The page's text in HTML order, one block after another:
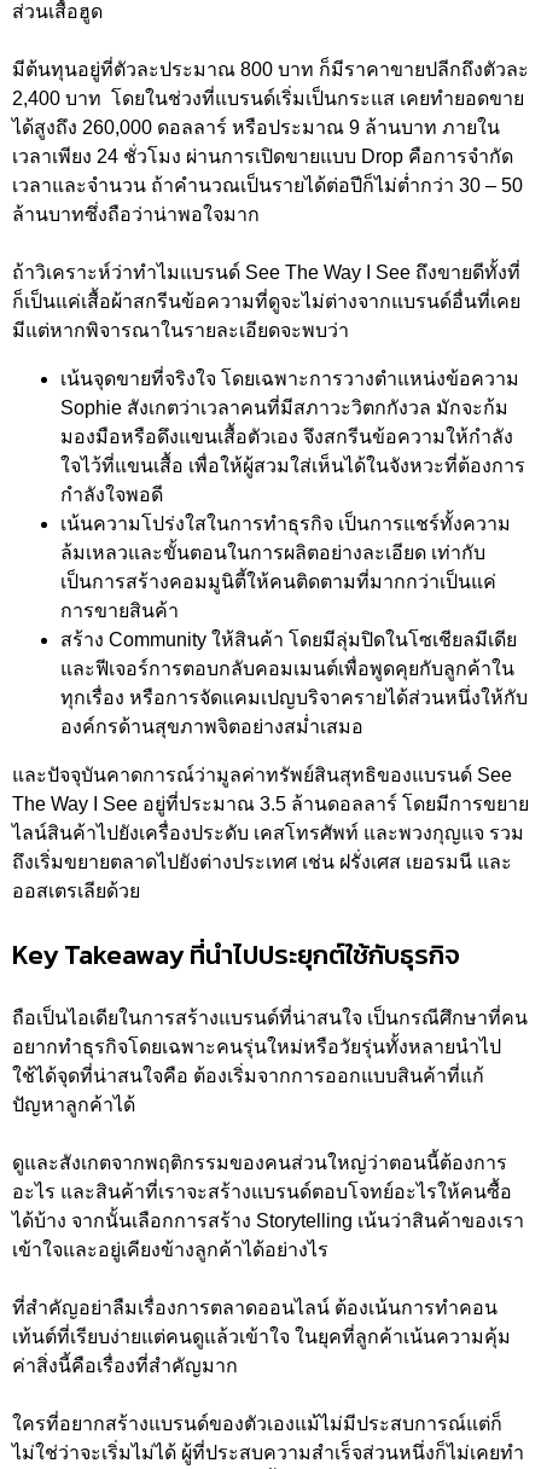
ส่วนเสื้อฮูด
มีต้นทุนอยู่ที่ตัวละประมาณ 800 บาท ก็มีราคาขายปลีกถึงตัวละ
2,400 บาท โดยในช่วงที่แบรนด์เริ่มเป็นกระแส เคยทำยอดขาย
ได้สูงถึง 260,000 ดอลลาร์ หรือประมาณ 9 ล้านบาท ภายใน
เวลาเพียง 24 ชั่วโมง ผ่านการเปิดขายแบบ Drop คือการจำกัด
เวลาและจำนวน ถ้าคำนวณเป็นรายได้ต่อปีก็ไม่ต่ำกว่า 30 – 50
ล้านบาทซึ่งถือว่าน่าพอใจมาก
ถ้าวิเคราะห์ว่าทำไมแบรนด์ See The Way I See ถึงขายดีทั้งที่
ก็เป็นแค่เสื้อผ้าสกรีนข้อความที่ดูจะไม่ต่างจากแบรนด์อื่นที่เคย
มีแต่หากพิจารณาในรายละเอียดจะพบว่า
เน้นจุดขายที่จริงใจ โดยเฉพาะการวางตำแหน่งข้อความ
Sophie สังเกตว่าเวลาคนที่มีสภาวะวิตกกังวล มักจะก้ม
มองมือหรือดึงแขนเสื้อตัวเอง จึงสกรีนข้อความให้กำลัง
ใจไว้ที่แขนเสื้อ เพื่อให้ผู้สวมใส่เห็นได้ในจังหวะที่ต้องการ
กำลังใจพอดี
เน้นความโปร่งใสในการทำธุรกิจ เป็นการแชร์ทั้งความ
ล้มเหลวและขั้นตอนในการผลิตอย่างละเอียด เท่ากับ
เป็นการสร้างคอมมูนิตี้ให้คนติดตามที่มากกว่าเป็นแค่
การขายสินค้า
สร้าง Community ให้สินค้า โดยมีลุ่มปิดในโซเชียลมีเดีย
และฟีเจอร์การตอบกลับคอมเมนต์เพื่อพูดคุยกับลูกค้าใน
ทุกเรื่อง หรือการจัดแคมเปญบริจาครายได้ส่วนหนึ่งให้กับ
องค์กรด้านสุขภาพจิตอย่างสม่ำเสมอ
และปัจจุบันคาดการณ์ว่ามูลค่าทรัพย์สินสุทธิของแบรนด์ See
The Way I See อยู่ที่ประมาณ 3.5 ล้านดอลลาร์ โดยมีการขยาย
ไลน์สินค้าไปยังเครื่องประดับ เคสโทรศัพท์ และพวงกุญแจ รวม
ถึงเริ่มขยายตลาดไปยังต่างประเทศ เช่น ฝรั่งเศส เยอรมนี และ
ออสเตรเลียด้วย
Key Takeaway ที่นำไปประยุกต์ใช้กับธุรกิจ
ถือเป็นไอเดียในการสร้างแบรนด์ที่น่าสนใจ เป็นกรณีศึกษาที่คน
อยากทำธุรกิจโดยเฉพาะคนรุ่นใหม่หรือวัยรุ่นทั้งหลายนำไป
ใช้ได้จุดที่น่าสนใจคือ ต้องเริ่มจากการออกแบบสินค้าที่แก้
ปัญหาลูกค้าได้
ดูและสังเกตจากพฤติกรรมของคนส่วนใหญ่ว่าตอนนี้ต้องการ
อะไร และสินค้าที่เราจะสร้างแบรนด์ตอบโจทย์อะไรให้คนซื้อ
ได้บ้าง จากนั้นเลือกการสร้าง Storytelling เน้นว่าสินค้าของเรา
เข้าใจและอยู่เคียงข้างลูกค้าได้อย่างไร
ที่สำคัญอย่าลืมเรื่องการตลาดออนไลน์ ต้องเน้นการทำคอน
เท้นต์ที่เรียบง่ายแต่คนดูแล้วเข้าใจ ในยุคที่ลูกค้าเน้นความคุ้ม
ค่าสิ่งนี้คือเรื่องที่สำคัญมาก
ใครที่อยากสร้างแบรนด์ของตัวเองแม้ไม่มีประสบการณ์แต่ก็
ไม่ใช่ว่าจะเริ่มไม่ได้ ผู้ที่ประสบความสำเร็จส่วนหนึ่งก็ไม่เคยทำ